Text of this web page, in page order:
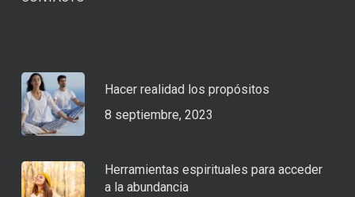
Hacer realidad los propósitos
8 septiembre, 2023
Herramientas espirituales para acceder
a la abundancia